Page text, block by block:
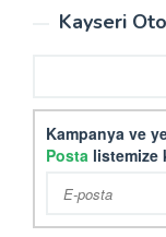
Kayseri
Kampanya ve
Posta listemize